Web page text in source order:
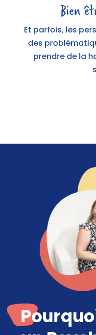
Bien
Et parfois, les
des
prendre de la